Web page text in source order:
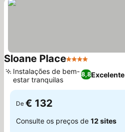
Sloane Place4 Estrelas
8,8Excelente
Instalações de bem-
estar tranquilas
De € 132
Consulte os preços de 12 sites